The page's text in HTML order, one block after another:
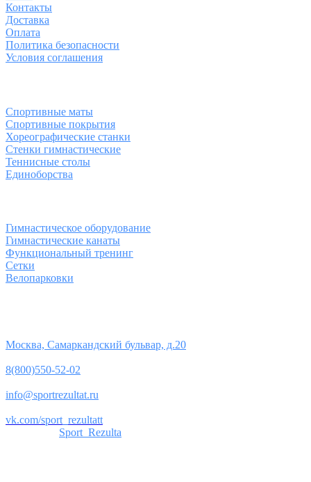
Контакты
Доставка
Оплата
Политика безопасности
Условия соглашения
Спортивные маты
Спортивные покрытия
Хореографические станки
Стенки гимнастические
Теннисные столы
Единоборства
Гимнастическое оборудование
Гимнастические канаты
Функциональный тренинг
Сетки
Велопарковки
Москва, Самаркандский бульвар, д.20
8(800)550-52-02
info@sportrezultat.ru
vk.com/sport_rezultatt
Sport_Rezulta